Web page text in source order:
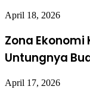
April 18, 2026
Zona Ekonomi
Untungnya
April 17, 2026